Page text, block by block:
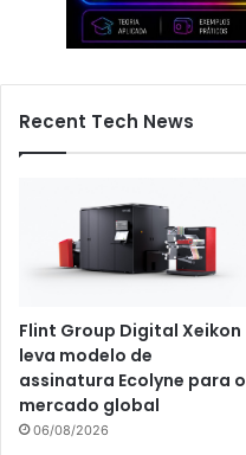
Recent Tech News
Flint Group Digital Xeikon
leva modelo de
assinatura Ecolyne para o
mercado global
06/08/2026